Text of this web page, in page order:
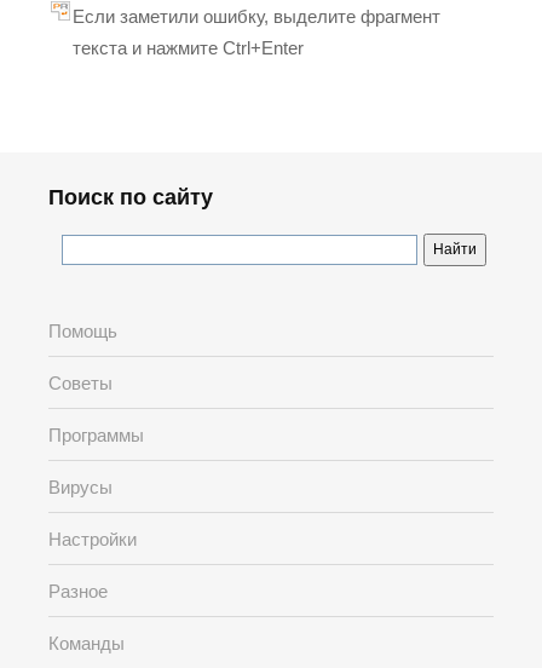
Если заметили ошибку, выделите фрагмент
текста и нажмите Ctrl+Enter
Поиск по сайту
Помощь
Советы
Программы
Вирусы
Настройки
Разное
Команды